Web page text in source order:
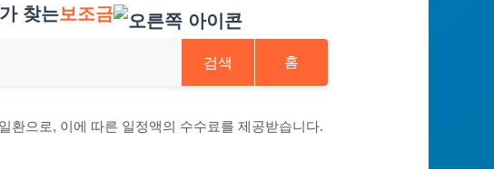
찾는보조금
검색 홈
환으로, 이에 따른 일정액의 수수료를 제공받습니다.